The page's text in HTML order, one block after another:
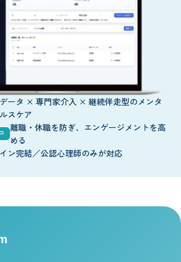
ータ × 専門家介入 × 継続伴走型のメンタ
スケア
離職・休職を防ぎ、エンゲージメントを高
める
ン完結／公認心理師のみが対応